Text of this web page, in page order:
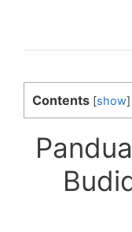
Contents [show]